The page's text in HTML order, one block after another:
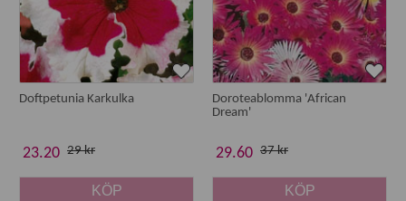
Doftpetunia Karkulka
23.20 29 kr
KÖP
Doroteablomma 'African
Dream'
29.60 37 kr
KÖP